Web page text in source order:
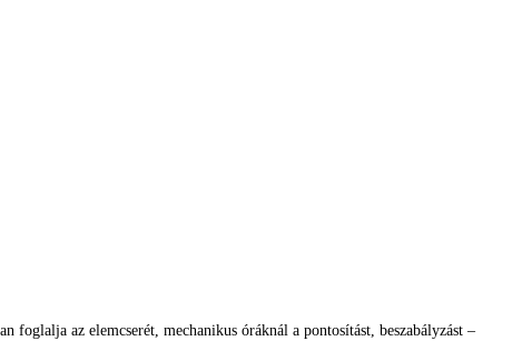
foglalja az elemcserét, mechanikus óráknál a pontosítást, beszabályzást –